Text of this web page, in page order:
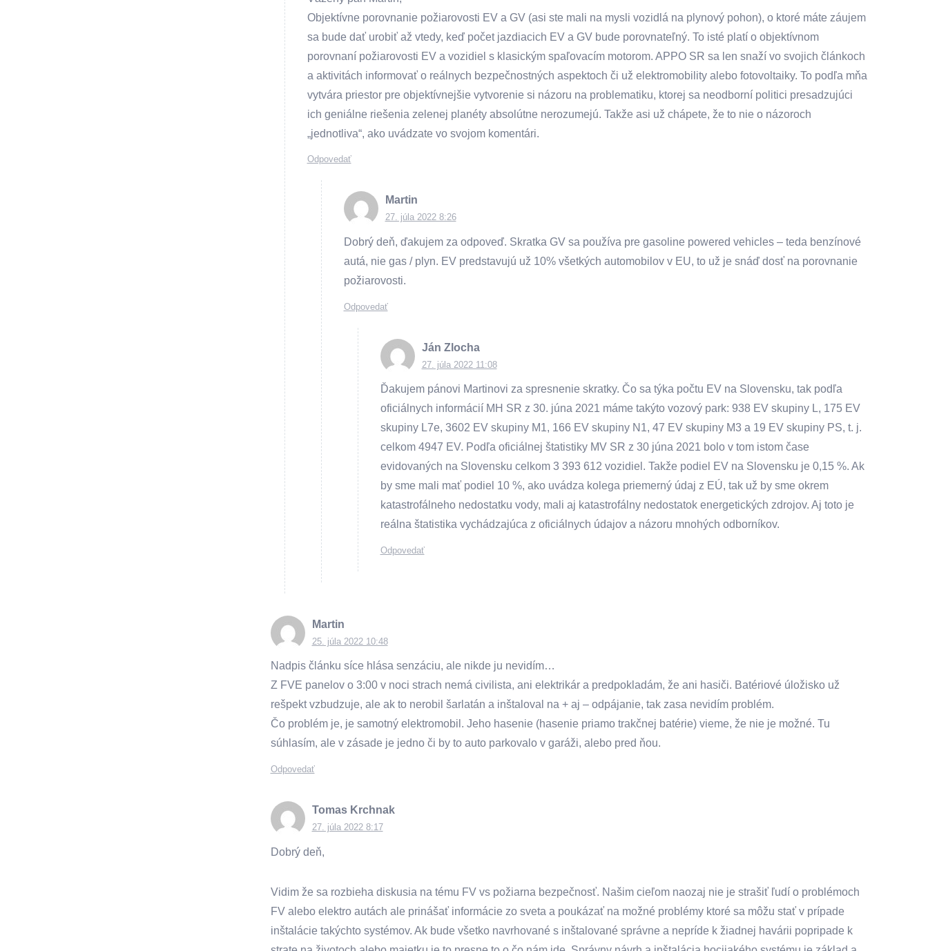
Objektívne porovnanie požiarovosti EV a GV (asi ste mali na mysli vozidlá na plynový pohon), o ktoré máte záujem
sa bude dať urobiť až vtedy, keď počet jazdiacich EV a GV bude porovnateľný. To isté platí o objektívnom
porovnaní požiarovosti EV a vozidiel s klasickým spaľovacím motorom. APPO SR sa len snaží vo svojich článkoch
a aktivitách informovať o reálnych bezpečnostných aspektoch či už elektromobility alebo fotovoltaiky. To podľa mňa
vytvára priestor pre objektívnejšie vytvorenie si názoru na problematiku, ktorej sa neodborní politici presadzujúci
ich geniálne riešenia zelenej planéty absolútne nerozumejú. Takže asi už chápete, že to nie o názoroch
„jednotliva“, ako uvádzate vo svojom komentári.
Odpovedať
Martin
27. júla 2022 8:26
Dobrý deň, ďakujem za odpoveď. Skratka GV sa používa pre gasoline powered vehicles – teda benzínové
autá, nie gas / plyn. EV predstavujú už 10% všetkých automobilov v EU, to už je snáď dosť na porovnanie
požiarovosti.
Odpovedať
Ján Zlocha
27. júla 2022 11:08
Ďakujem pánovi Martinovi za spresnenie skratky. Čo sa týka počtu EV na Slovensku, tak podľa
oficiálnych informácií MH SR z 30. júna 2021 máme takýto vozový park: 938 EV skupiny L, 175 EV
skupiny L7e, 3602 EV skupiny M1, 166 EV skupiny N1, 47 EV skupiny M3 a 19 EV skupiny PS, t. j.
celkom 4947 EV. Podľa oficiálnej štatistiky MV SR z 30 júna 2021 bolo v tom istom čase
evidovaných na Slovensku celkom 3 393 612 vozidiel. Takže podiel EV na Slovensku je 0,15 %. Ak
by sme mali mať podiel 10 %, ako uvádza kolega priemerný údaj z EÚ, tak už by sme okrem
katastrofálneho nedostatku vody, mali aj katastrofálny nedostatok energetických zdrojov. Aj toto je
reálna štatistika vychádzajúca z oficiálnych údajov a názoru mnohých odborníkov.
Odpovedať
Martin
25. júla 2022 10:48
Nadpis článku síce hlása senzáciu, ale nikde ju nevidím…
Z FVE panelov o 3:00 v noci strach nemá civilista, ani elektrikár a predpokladám, že ani hasiči. Batériové úložisko už
rešpekt vzbudzuje, ale ak to nerobil šarlatán a inštaloval na + aj – odpájanie, tak zasa nevidím problém.
Čo problém je, je samotný elektromobil. Jeho hasenie (hasenie priamo trakčnej batérie) vieme, že nie je možné. Tu
súhlasím, ale v zásade je jedno či by to auto parkovalo v garáži, alebo pred ňou.
Odpovedať
Tomas Krchnak
27. júla 2022 8:17
Dobrý deň,
Vidim že sa rozbieha diskusia na tému FV vs požiarna bezpečnosť. Našim cieľom naozaj nie je strašiť ľudí o problémoch
FV alebo elektro autách ale prinášať informácie zo sveta a poukázať na možné problémy ktoré sa môžu stať v prípade
inštalácie takýchto systémov. Ak bude všetko navrhované s inštalované správne a nepríde k žiadnej havárii popripade k